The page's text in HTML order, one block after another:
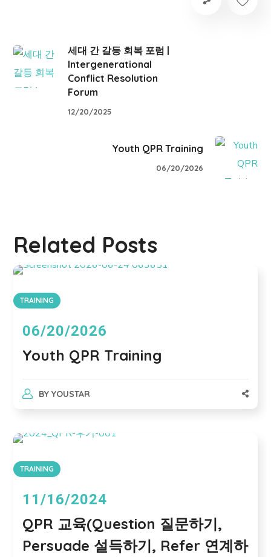
세대 간 갈등 회복 포럼 |
Intergenerational
Conflict Resolution
Forum
12/20/2025
Youth QPR Training
06/20/2026
Related Posts
TRAINING
06/20/2026
Youth QPR Training
BY YOUSTAR
TRAINING
11/16/2024
QPR 교육(Question 질문하기,
Persuade 설득하기, Refer 연계하